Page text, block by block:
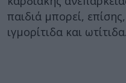
παιδιά μπορεί,
ιγμορίτιδα και ωτίτιδα.